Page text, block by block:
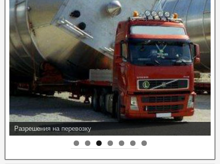
Разрешения на перевозку